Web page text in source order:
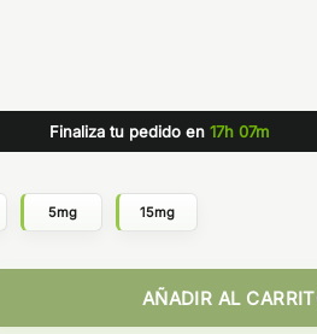
Finaliza tu pedido en 17h 07m
5mg 15mg
Passion Orange 10ml cantidad
AÑADIR AL